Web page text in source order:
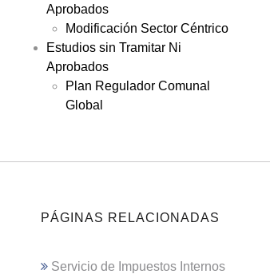
Aprobados
Modificación Sector Céntrico
Estudios sin Tramitar Ni
Aprobados
Plan Regulador Comunal
Global
PÁGINAS RELACIONADAS
Servicio de Impuestos Internos